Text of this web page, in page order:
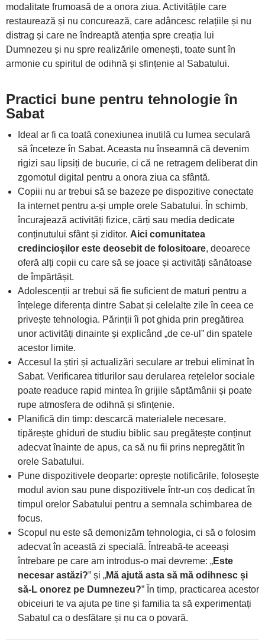
modalitate frumoasă de a onora ziua. Activitățile care
restaurează și nu concurează, care adâncesc relațiile și nu
distrag și care ne îndreaptă atenția spre creația lui
Dumnezeu și nu spre realizările omenești, toate sunt în
armonie cu spiritul de odihnă și sfințenie al Sabatului.
Practici bune pentru tehnologie în
Sabat
Ideal ar fi ca toată conexiunea inutilă cu lumea seculară
să înceteze în Sabat. Aceasta nu înseamnă că devenim
rigizi sau lipsiți de bucurie, ci că ne retragem deliberat din
zgomotul digital pentru a onora ziua ca sfântă.
Copiii nu ar trebui să se bazeze pe dispozitive conectate
la internet pentru a-și umple orele Sabatului. În schimb,
încurajează activități fizice, cărți sau media dedicate
conținutului sfânt și ziditor. Aici comunitatea
credincioșilor este deosebit de folositoare, deoarece
oferă alți copii cu care să se joace și activități sănătoase
de împărtășit.
Adolescenții ar trebui să fie suficient de maturi pentru a
înțelege diferența dintre Sabat și celelalte zile în ceea ce
privește tehnologia. Părinții îi pot ghida prin pregătirea
unor activități dinainte și explicând „de ce-ul” din spatele
acestor limite.
Accesul la știri și actualizări seculare ar trebui eliminat în
Sabat. Verificarea titlurilor sau derularea rețelelor sociale
poate readuce rapid mintea în grijile săptămânii și poate
rupe atmosfera de odihnă și sfințenie.
Planifică din timp: descarcă materialele necesare,
tipărește ghiduri de studiu biblic sau pregătește conținut
adecvat înainte de apus, ca să nu fii prins nepregătit în
orele Sabatului.
Pune dispozitivele deoparte: oprește notificările, folosește
modul avion sau pune dispozitivele într-un coș dedicat în
timpul orelor Sabatului pentru a semnala schimbarea de
focus.
Scopul nu este să demonizăm tehnologia, ci să o folosim
adecvat în această zi specială. Întreabă-te aceeași
întrebare pe care am introdus-o mai devreme: „Este
necesar astăzi?” și „Mă ajută asta să mă odihnesc și
să-L onorez pe Dumnezeu?” În timp, practicarea acestor
obiceiuri te va ajuta pe tine și familia ta să experimentați
Sabatul ca o desfătare și nu ca o povară.